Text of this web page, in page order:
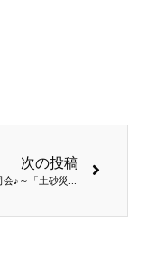
次の投稿
初山形は司会♪～「土砂災害から地域を守る」シンポジウム